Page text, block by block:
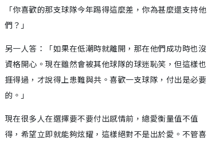
「你喜歡的那支球隊今年踢得這麼差，你為甚麼還支持他
們？」
另一人答：「如果在低潮時就離開，那在他們成功時也沒
資格開心。現在雖然會被其他球隊的球迷恥笑，但這樣也
捱得過，才說得上患難與共。喜歡一支球隊，付出是必要
的。」
現在很多人在選擇要不要付出感情前，總愛衡量值不值
得，希望立即就能夠炫耀，這樣絕對不是出於愛。不管喜